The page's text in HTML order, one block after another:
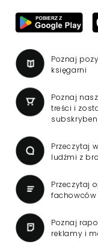
Poznaj
księgarni
Poznaj
treści i
Przeczytaj
ludźmi z
Przeczytaj
fachowców
Poznaj
reklamy i